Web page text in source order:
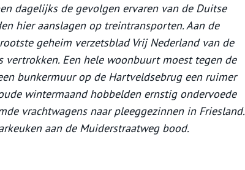
dagelijks de gevolgen ervaren van de Duitse
hier aanslagen op treintransporten. Aan de
geheim verzetsblad Vrij Nederland van de
vertrokken. Een hele woonbuurt moest tegen de
bunkermuur op de Hartveldsebrug een ruimer
wintermaand hobbelden ernstig ondervoede
vrachtwagens naar pleeggezinnen in Friesland.
aan de Muiderstraatweg bood.